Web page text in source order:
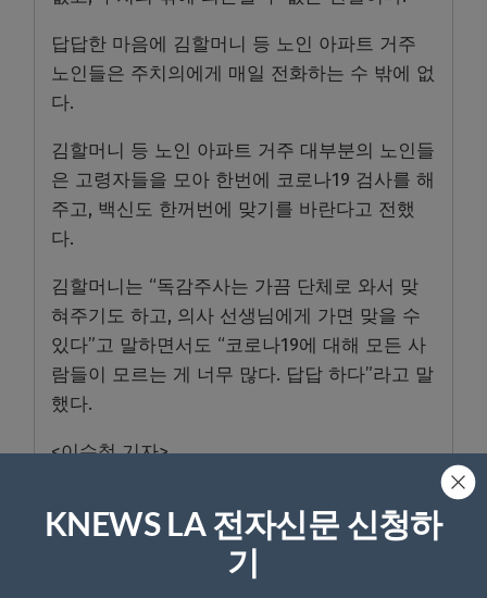
답답한 마음에 김할머니 등 노인 아파트 거주
노인들은 주치의에게 매일 전화하는 수 밖에 없
다.
김할머니 등 노인 아파트 거주 대부분의 노인들
은 고령자들을 모아 한번에 코로나19 검사를 해
주고, 백신도 한꺼번에 맞기를 바란다고 전했
다.
김할머니는 “독감주사는 가끔 단체로 와서 맞
혀주기도 하고, 의사 선생님에게 가면 맞을 수
있다”고 말하면서도 “코로나19에 대해 모든 사
람들이 모르는 게 너무 많다. 답답 하다”라고 말
했다.
<이수철 기자>
KNEWS LA 전자신문 신청하
기